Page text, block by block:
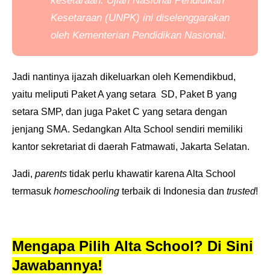
Kesetaraan (UNPK) ini diselenggarakan
oleh Kementerian Pendidikan Nasional.
Jadi nantinya ijazah dikeluarkan oleh Kemendikbud,
yaitu meliputi Paket A yang setara SD, Paket B yang
setara SMP, dan juga Paket C yang setara dengan
jenjang SMA. Sedangkan Alta School sendiri memiliki
kantor sekretariat di daerah Fatmawati, Jakarta Selatan.
Jadi, parents tidak perlu khawatir karena Alta School
termasuk homeschooling terbaik di Indonesia dan trusted!
Mengapa Pilih Alta School? Di Sini
Jawabannya!